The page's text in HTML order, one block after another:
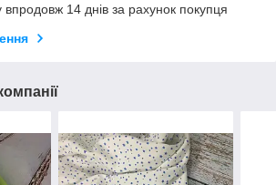
14 днів за рахунок покупця